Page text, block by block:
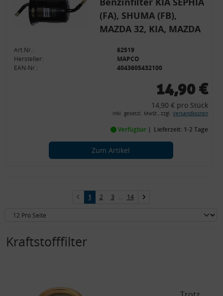
(FA), SHUMA (FB),
MAZDA 32, KIA, MAZDA
Art.Nr.:
62519
Hersteller:
MAPCO
EAN-Nr.:
4043605432100
14,90 €
14,90 € pro Stück
inkl. gesetzl. MwSt., zzgl. Versandkosten
Verfügbar Lieferzeit: 1-2 Tage
Zum Artikel
1 2 3 ... 14
Kraftstofffilter